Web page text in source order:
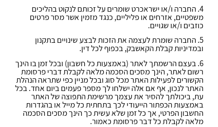
4. החברה ו/או ישראכרט שומרים על זכותם לנקוט בהליכים
משפטיים, אזרחים או פליליים, כנגד מזמין אשר מסר פרטים
כוזבים ו/או שגויים.
5. החברה שומרת לעצמה את הזכות לבצע שינויים בתקנון
ובמדיניות קבלת הקאשבק, בכפוף לכל דין.
6. בעצם הרשמתך לאתר (באמצעות כל חשבון) ובכל זמן בו הינך
רשום לאתר, הינך מסכים הסכמה מלאה לקבלת דברי פרסומת
הקשורים לפעילות האתר מכל סוג ובכל מניין כפי שתראה הנהלת
האתר לנכון, אף אם אלה ישלחו לך מספר פעמים ביום אחד. בכל
עת, ביכולתך להסיר את עצמך מרשימת התפוצה של האתר
באמצעות הכפתור הייעודי לכך בתחתית כל מייל או בהגדרות
החשבון הפרטי, אך כל זמן שלא עשית כך הינך מסכים הסכמה
מלאה לקבלת כל דבר פרסומת כאמור.